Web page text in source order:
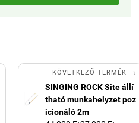
KÖVETKEZŐ TERMÉK 
SINGING ROCK Site állí
tható munkahelyzet poz
icionáló 2m